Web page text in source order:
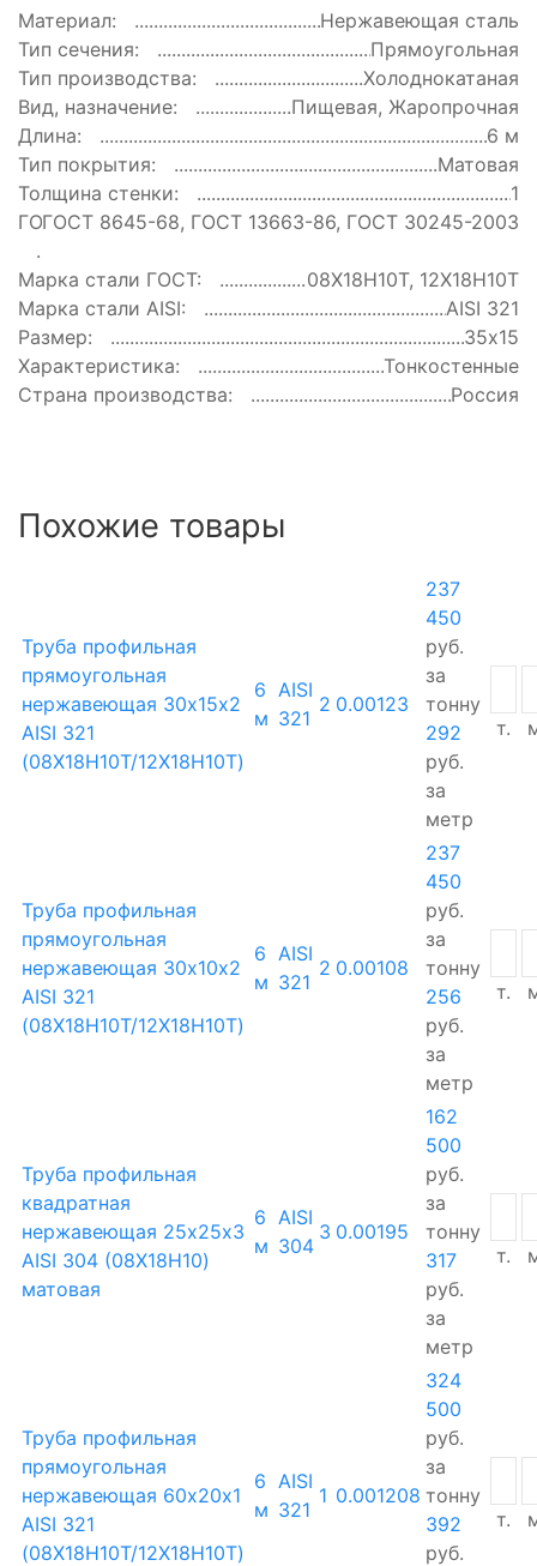
Материал:
Нержавеющая сталь
Тип сечения:
Прямоугольная
Тип производства:
Холоднокатаная
Вид, назначение:
Пищевая, Жаропрочная
Длина:
6 м
Тип покрытия:
Матовая
Толщина стенки:
1
ГОСТ:
ГОСТ 8645-68, ГОСТ 13663-86, ГОСТ 30245-2003
Марка стали ГОСТ:
08Х18Н10Т, 12Х18Н10Т
Марка стали AISI:
AISI 321
Размер:
35х15
Характеристика:
Тонкостенные
Страна производства:
Россия
Похожие товары
Труба профильная
прямоугольная
нержавеющая 30х15х2
AISI 321
(08Х18Н10Т/12Х18Н10Т)
6
м
AISI
321
2 0.00123
237
450
руб.
за
тонну
292
руб.
за
метр
т.
Труба профильная
прямоугольная
нержавеющая 30х10х2
AISI 321
(08Х18Н10Т/12Х18Н10Т)
6
м
AISI
321
2 0.00108
237
450
руб.
за
тонну
256
руб.
за
метр
т.
Труба профильная
квадратная
нержавеющая 25х25х3
AISI 304 (08Х18Н10)
матовая
6
м
AISI
304
3 0.00195
162
500
руб.
за
тонну
317
руб.
за
метр
т.
Труба профильная
прямоугольная
нержавеющая 60х20х1
AISI 321
(08Х18Н10Т/12Х18Н10Т)
6
м
AISI
321
1 0.001208
324
500
руб.
за
тонну
392
руб.
т.